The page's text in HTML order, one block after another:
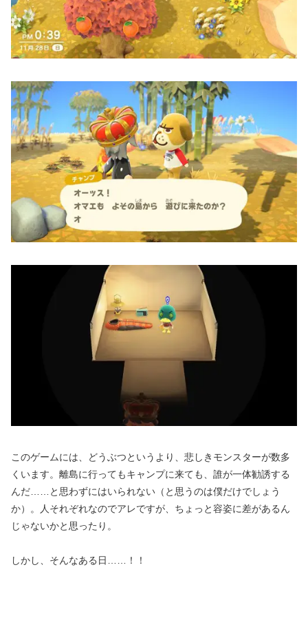
このゲームには、どうぶつというより、悲しきモンスターが数多
くいます。離島に行ってもキャンプに来ても、誰が一体勧誘する
んだ……と思わずにはいられない（と思うのは僕だけでしょう
か）。人それぞれなのでアレですが、ちょっと容姿に差があるん
じゃないかと思ったり。
しかし、そんなある日……！！